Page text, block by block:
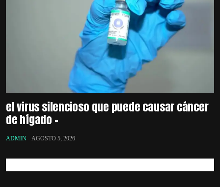
el virus silencioso que puede causar cáncer
de hígado –
ADMIN AGOSTO 5, 2026